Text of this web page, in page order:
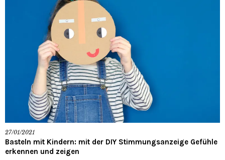
27/01/2021
Basteln mit Kindern: mit der DIY Stimmungsanzeige Gefühle
erkennen und zeigen